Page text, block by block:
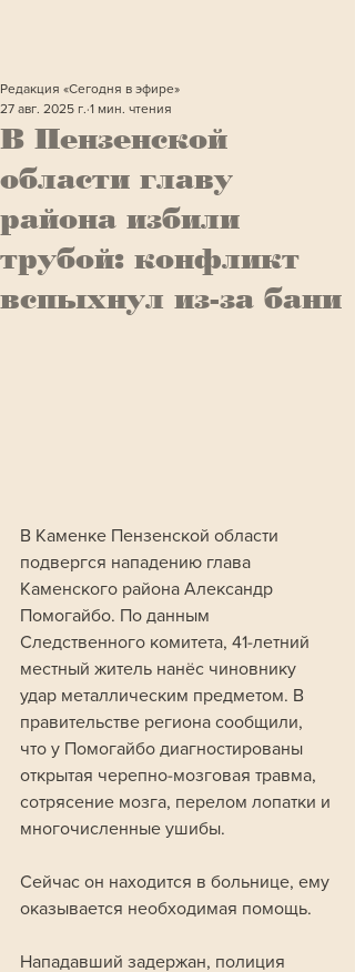
В Пензенской
области главу
района избили
трубой: конфликт
вспыхнул из-за бани
Редакция «Сегодня в эфире»
27 авг. 2025 г. 1 мин. чтения
В Каменке Пензенской области
подвергся нападению глава
Каменского района Александр
Помогайбо. По данным
Следственного комитета, 41-летний
местный житель нанёс чиновнику
удар металлическим предметом. В
правительстве региона сообщили,
что у Помогайбо диагностированы
открытая черепно-мозговая травма,
сотрясение мозга, перелом лопатки и
многочисленные ушибы.
Сейчас он находится в больнице, ему
оказывается необходимая помощь.
Нападавший задержан, полиция